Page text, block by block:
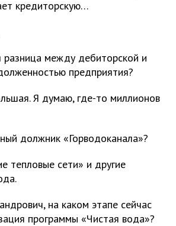
кредиторскую…
разница между дебиторской и
предприятия?
Я думаю, где-то миллионов
должник «Горводоканала»?
тепловые сети» и другие
на каком этапе сейчас
программы «Чистая вода»?